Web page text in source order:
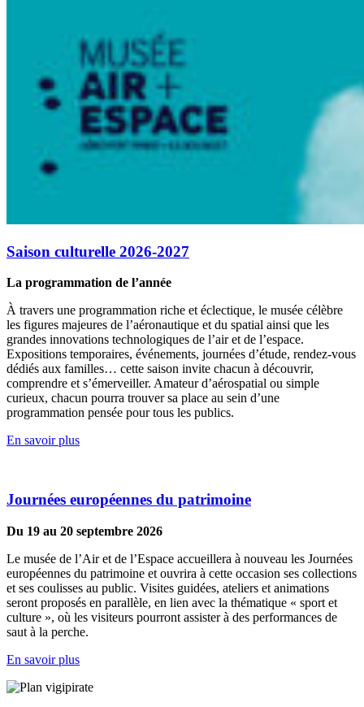
Saison culturelle 2026-2027
La programmation de l’année
À travers une programmation riche et éclectique, le musée célèbre
les figures majeures de l’aéronautique et du spatial ainsi que les
grandes innovations technologiques de l’air et de l’espace.
Expositions temporaires, événements, journées d’étude, rendez-vous
dédiés aux familles… cette saison invite chacun à découvrir,
comprendre et s’émerveiller. Amateur d’aérospatial ou simple
curieux, chacun pourra trouver sa place au sein d’une
programmation pensée pour tous les publics.
En savoir plus
Journées européennes du patrimoine
Du 19 au 20 septembre 2026
Le musée de l’Air et de l’Espace accueillera à nouveau les Journées
européennes du patrimoine et ouvrira à cette occasion ses collections
et ses coulisses au public. Visites guidées, ateliers et animations
seront proposés en parallèle, en lien avec la thématique « sport et
culture », où les visiteurs pourront assister à des performances de
saut à la perche.
En savoir plus